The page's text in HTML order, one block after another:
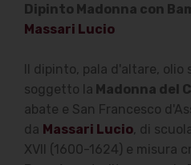
Dipinto Madonna con
Massari Lucio
Il dipinto, pala d'altare, olio
soggetto la Madonna del
abate e San Francesco
da Massari Lucio, di
XVII (1600-1624) e misura